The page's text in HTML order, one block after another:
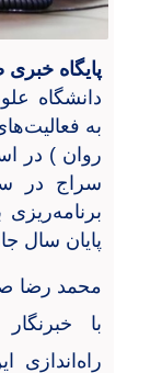
پایگاه
دانشگاه
به
روان ) در
سراج در
پایان سال
محمد رضا
با
راه‌اندازی